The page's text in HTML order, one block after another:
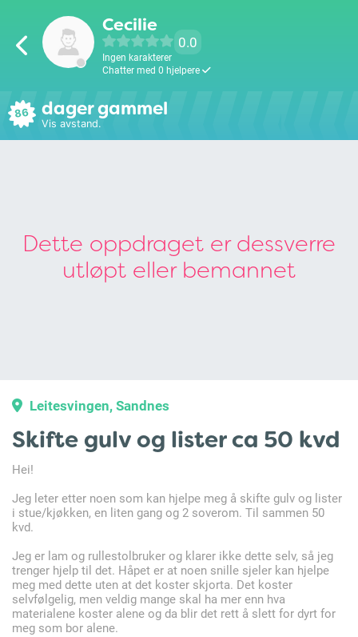
Cecilie
0.0
Ingen karakterer
Chatter med 0 hjelpere
86 dager gammel
Vis avstand.
Dette oppdraget er dessverre
utløpt eller bemannet
Leitesvingen, Sandnes
Skifte gulv og lister ca 50 kvd
Hei!
Jeg leter etter noen som kan hjelpe meg å skifte gulv og lister
i stue/kjøkken, en liten gang og 2 soverom. Til sammen 50
kvd.
Jeg er lam og rullestolbruker og klarer ikke dette selv, så jeg
trenger hjelp til det. Håpet er at noen snille sjeler kan hjelpe
meg med dette uten at det koster skjorta. Det koster
selvfølgelig, men veldig mange skal ha mer enn hva
materialene koster alene og da blir det rett å slett for dyrt for
meg som bor alene.